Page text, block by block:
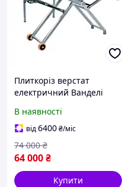
Плиткоріз верстат
електричний Ванделі
АВТОМАТИКОЮ (QX-ZD-
1200), мокроріз
В наявності
від6400₴/міс
64 000₴
74 000 ₴
Купити